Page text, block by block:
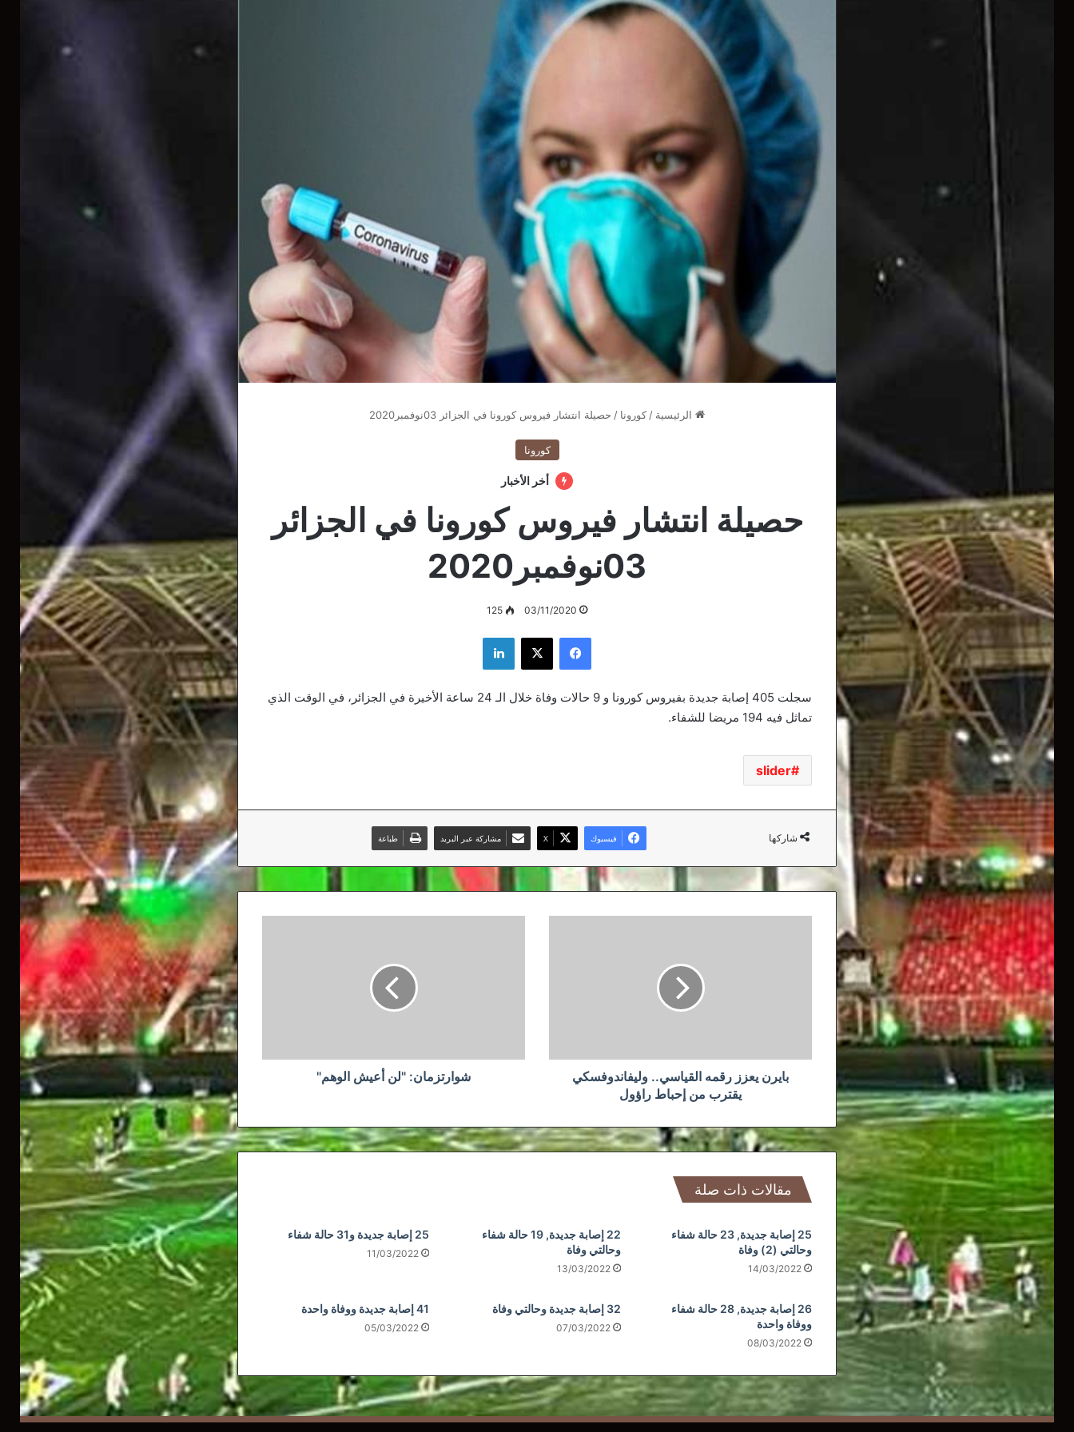
الرئيسية / كورونا / حصيلة انتشار فيروس كورونا في الجزائر 03نوفمبر2020
كورونا
أخر الأخبار
حصيلة انتشار فيروس كورونا في الجزائر
03نوفمبر2020
03/11/2020
125
فيسبوك ‫X لينكدإن
سجلت 405 إصابة جديدة بفيروس كورونا و 9 حالات وفاة خلال الـ 24 ساعة الأخيرة في الجزائر، في الوقت الذي
تماثل فيه 194 مريضا للشفاء.
slider
شاركها فيسبوك ‫X مشاركة عبر البريد طباعة
راؤول
بايرن يعزز رقمه القياسي.. وليفاندوفسكي
يقترب من إحباط راؤول
شوارتزمان: "لن أعيش الوهم"
مقالات ذات صلة
25 إصابة جديدة, 23 حالة شفاء
وحالتي (2) وفاة
14/03/2022
22 إصابة جديدة, 19 حالة شفاء
وحالتي وفاة
13/03/2022
25 إصابة جديدة و31 حالة شفاء
11/03/2022
26 إصابة جديدة, 28 حالة شفاء
ووفاة واحدة
08/03/2022
32 إصابة جديدة وحالتي وفاة
07/03/2022
41 إصابة جديدة ووفاة واحدة
05/03/2022